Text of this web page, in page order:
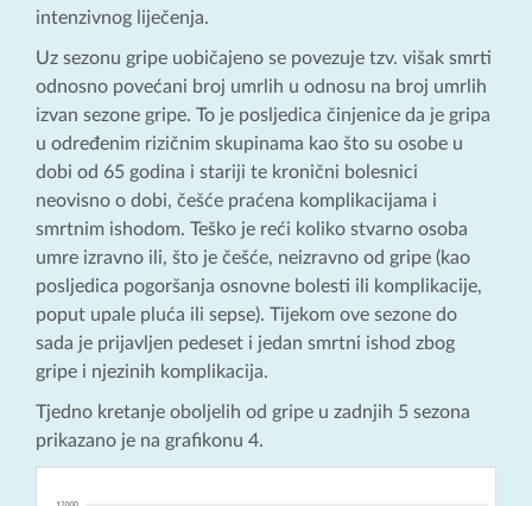
intenzivnog liječenja.
Uz sezonu gripe uobičajeno se povezuje tzv. višak smrti
odnosno povećani broj umrlih u odnosu na broj umrlih
izvan sezone gripe. To je posljedica činjenice da je gripa
u određenim rizičnim skupinama kao što su osobe u
dobi od 65 godina i stariji te kronični bolesnici
neovisno o dobi, češće praćena komplikacijama i
smrtnim ishodom. Teško je reći koliko stvarno osoba
umre izravno ili, što je češće, neizravno od gripe (kao
posljedica pogoršanja osnovne bolesti ili komplikacije,
poput upale pluća ili sepse). Tijekom ove sezone do
sada je prijavljen pedeset i jedan smrtni ishod zbog
gripe i njezinih komplikacija.
Tjedno kretanje oboljelih od gripe u zadnjih 5 sezona
prikazano je na grafikonu 4.